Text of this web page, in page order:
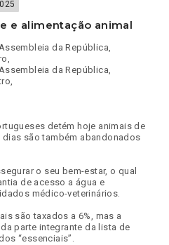
e alimentação animal
da República,
da República,
detém hoje animais de
são também abandonados
o seu bem-estar, o qual
de acesso a água e
médico-veterinários.
são taxados a 6%, mas a
parte integrante da lista de
“essenciais”.